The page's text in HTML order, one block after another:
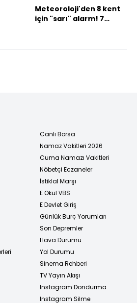
Meteoroloji'den 8 kent
için "sarı" alarm! 7
Canlı Borsa
Namaz Vakitleri 2026
Cuma Namazı Vakitleri
Nöbetçi Eczaneler
İstiklal Marşı
E Okul VBS
E Devlet Giriş
Günlük Burç Yorumları
Son Depremler
Hava Durumu
Yol Durumu
Sinema Rehberi
TV Yayın Akışı
Instagram Dondurma
Instagram Silme